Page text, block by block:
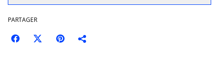
PARTAGER